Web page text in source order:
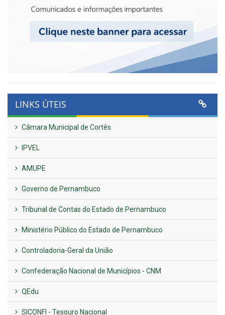
LINKS ÚTEIS
Câmara Municipal de Cortês
IPVEL
AMUPE
Governo de Pernambuco
Tribunal de Contas do Estado de Pernambuco
Ministério Público do Estado de Pernambuco
Controladoria-Geral da União
Confederação Nacional de Municípios - CNM
QEdu
SICONFI - Tesouro Nacional